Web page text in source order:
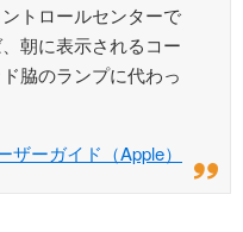
トロールセンターで
朝に表示されるコー
脇のランプに代わっ
ザーガイド（Apple）